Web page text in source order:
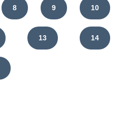
8 9 10
13 14